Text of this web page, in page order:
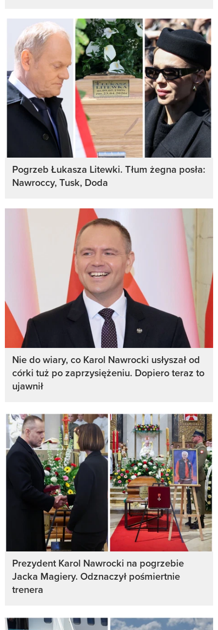
Pogrzeb Łukasza Litewki. Tłum żegna posła:
Nawroccy, Tusk, Doda
Nie do wiary, co Karol Nawrocki usłyszał od
córki tuż po zaprzysiężeniu. Dopiero teraz to
ujawnił
Prezydent Karol Nawrocki na pogrzebie
Jacka Magiery. Odznaczył pośmiertnie
trenera